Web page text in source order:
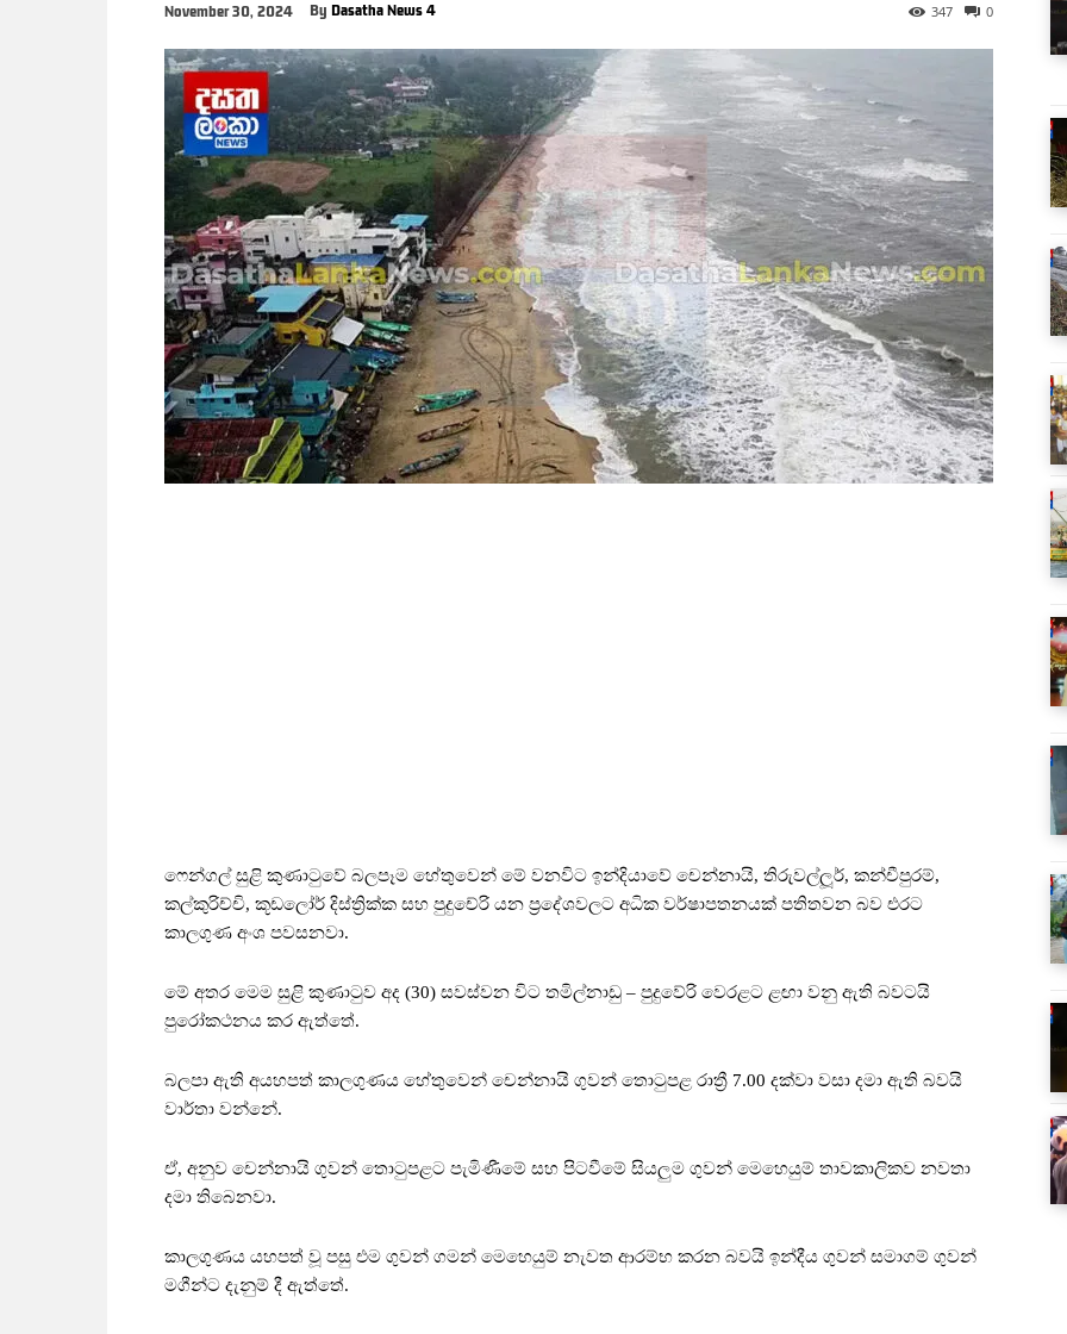
November 30, 2024 By Dasatha News 4 0
347
ෆෙන්ගල් සුළි කුණාටුවේ බලපෑම හේතුවෙන් මේ වනවිට ඉන්දියාවේ චෙන්නායි, තිරුවල්ලූර්, කන්චීපුරම්,
කල්කුරිච්චි, කූඩලෝර් දිස්ත්‍රික්ක සහ පුදුචේරි යන ප්‍රදේශවලට අධික වර්ෂාපතනයක් පතිතවන බව එරට
කාලගුණ අංශ පවසනවා.
මේ අතර මෙම සුළි කුණාටුව අද (30) සවස්වන විට තමිල්නාඩු – පුදුවේරි වෙරළට ළඟා වනු ඇති බවටයි
පුරෝකථනය කර ඇත්තේ.
බලපා ඇති අයහපත් කාලගුණය හේතුවෙන් චෙන්නායි ගුවන් තොටුපළ රාත්‍රී 7.00 දක්වා වසා දමා ඇති බවයි
වාර්තා වන්නේ.
ඒ, අනුව චෙන්නායි ගුවන් තොටුපළට පැමිණීමේ සහ පිටවීමේ සියලුම ගුවන් මෙහෙයුම් තාවකාලිකව නවතා
දමා තිබෙනවා.
කාලගුණය යහපත් වූ පසු එම ගුවන් ගමන් මෙහෙයුම් නැවත ආරම්භ කරන බවයි ඉන්දීය ගුවන් සමාගම් ගුවන්
මගීන්ට දැනුම් දී ඇත්තේ.